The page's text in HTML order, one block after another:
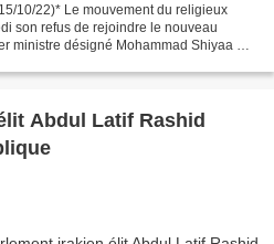
10/22)* Le mouvement du religieux
son refus de rejoindre le nouveau
ministre désigné Mohammad Shiyaa al-
Abdul Latif Rashid